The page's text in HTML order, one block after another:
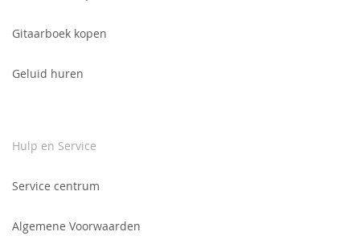
Gitaarboek kopen
Geluid huren
Hulp en Service
Service centrum
Algemene Voorwaarden